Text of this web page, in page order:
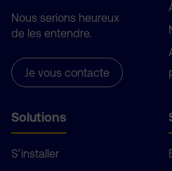
Nous serions heureux
de les entendre.
Je vous contacte
Solutions
S’installer